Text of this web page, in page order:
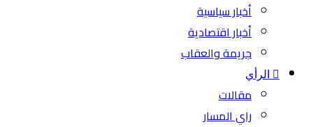
أخبار سياسية
أخبار اقتصادية
جريمة والعقاب
الرأي
مقالات
راي المسار